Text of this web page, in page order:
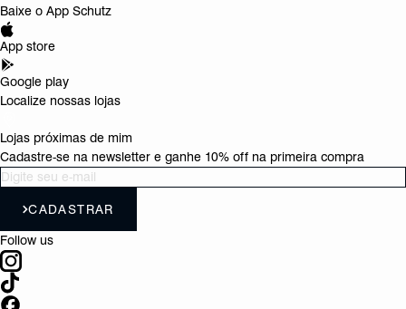
Baixe o App Schutz
App store
Google play
Localize nossas lojas
Lojas próximas de mim
Cadastre-se na newsletter e ganhe 10% off na primeira compra
CADASTRAR
Follow us